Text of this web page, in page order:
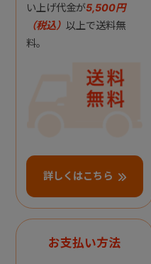
い上げ代金が5,500円
（税込） 以上で送料無
料。
詳しくはこちら
お支払い方法